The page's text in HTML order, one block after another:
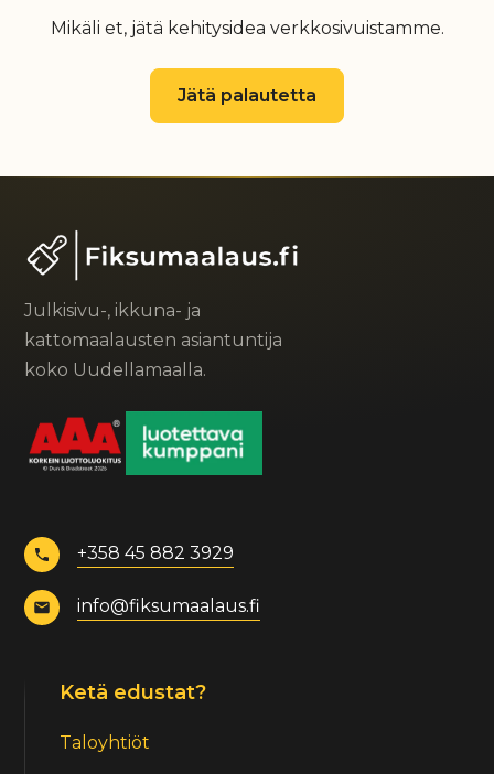
Mikäli et, jätä kehitysidea verkkosivuistamme.
Jätä palautetta
Julkisivu-, ikkuna- ja
kattomaalausten asiantuntija
koko Uudellamaalla.
+358 45 882 3929
info@fiksumaalaus.fi
Ketä edustat?
Taloyhtiöt